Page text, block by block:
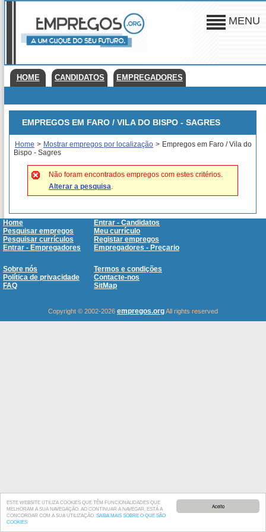
Aceito
ESTE WEBSITE UTILIZA COOKIES QUE TÊM FUNCIONALIDADES QUE
MELHORAM A SUA NAVEGAÇÃO. AO CONTINUAR A NAVEGAR, ESTÁ A
CONCORDAR COM A SUA UTILIZAÇÃO. SAIBA MAIS SOBRE O QUE SÃO
COOKIES
MENU
HOME CANDIDATOS EMPREGADORES
EMPREGOS EM FARO / VILA DO BISPO - SAGRES
Home > Mostrar empregos por localização > Empregos em Faro / Vila do
Bispo - Sagres
Não foram encontrados empregos com estes critérios.
Alterar a pesquisa.
Home
Entrar - Candidatos
Pesquisar empregos
Meu currículo
Pesquisar currículos
Registar empregos
Entrar - Empregadores
Empregadores - Preçario
Sobre nós
Termos e condições
Política de privacidade
Contacte-nos
FAQ
SitMap
Copyright © 2002-2026 empregos.orgAll rights reserved